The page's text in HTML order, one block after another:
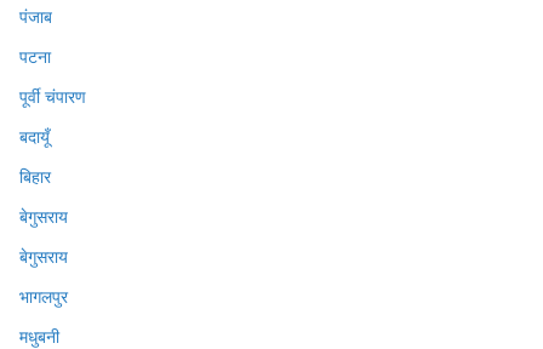
पंजाब
पटना
पूर्वी चंपारण
बदायूँ
बिहार
बेगुसराय
बेगुसराय
भागलपुर
मधुबनी